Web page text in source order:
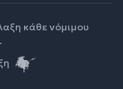
κάθε νόμιμου